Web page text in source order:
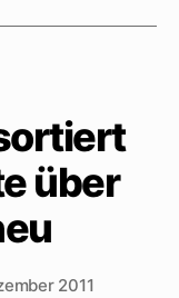
über
2011